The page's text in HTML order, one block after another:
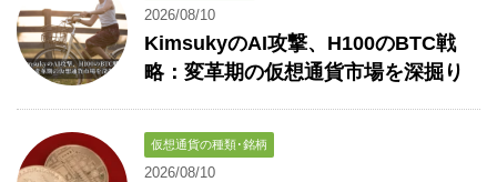
2026/08/10
KimsukyのAI攻撃、H100のBTC戦
略：変革期の仮想通貨市場を深掘り
仮想通貨の種類･銘柄
2026/08/10